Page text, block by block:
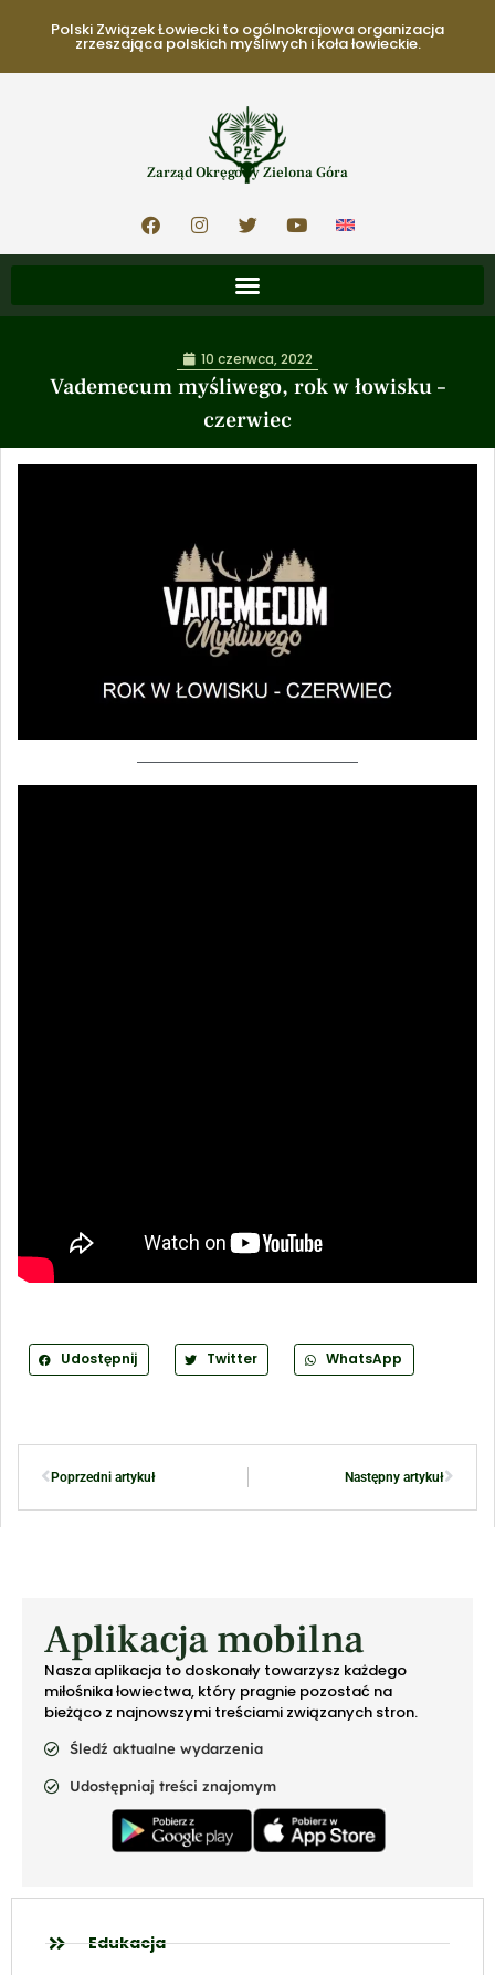
Polski Związek Łowiecki to ogólnokrajowa organizacja
zrzeszająca polskich myśliwych i koła łowieckie.
Zarząd Okręgowy Zielona Góra
Vademecum myśliwego, rok w łowisku –
czerwiec
10 czerwca, 2022
Udostępnij Twitter WhatsApp
Poprzedni artykuł Następny artykuł
Aplikacja mobilna
Nasza aplikacja to doskonały towarzysz każdego
miłośnika łowiectwa, który pragnie pozostać na
bieżąco z najnowszymi treściami związanych stron.
Śledź aktualne wydarzenia
Udostępniaj treści znajomym
Edukacja